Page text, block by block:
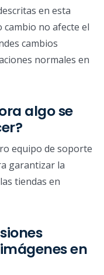
en esta
cambio no afecte el
cambios
normales en
algo se
equipo de soporte
garantizar la
tiendas en
en